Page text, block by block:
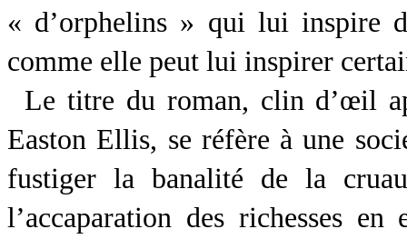
« d’orphelins » qui lui inspire
comme elle peut lui inspirer
Le titre du roman, clin d’œil
Easton Ellis, se réfère à une
fustiger la banalité de la
l’accaparation des richesses